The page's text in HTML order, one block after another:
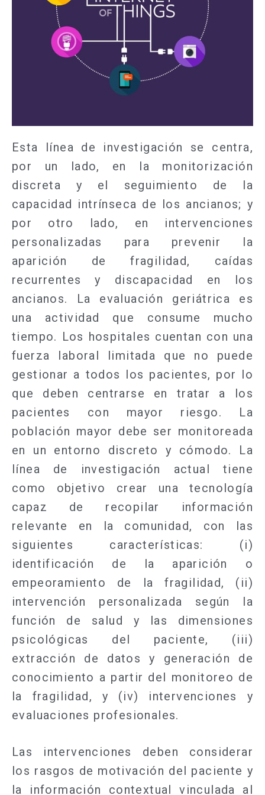
Esta línea de investigación se centra,
por un lado, en la monitorización
discreta y el seguimiento de la
capacidad intrínseca de los ancianos; y
por otro lado, en intervenciones
personalizadas para prevenir la
aparición de fragilidad, caídas
recurrentes y discapacidad en los
ancianos.
La evaluación geriátrica es
una actividad que consume mucho
tiempo. Los hospitales cuentan con una
fuerza laboral limitada que no puede
gestionar a todos los pacientes, por lo
que deben centrarse en tratar a los
pacientes con mayor riesgo. La
población mayor debe ser monitoreada
en un entorno discreto y cómodo. La
línea de investigación actual tiene
como objetivo crear una tecnología
capaz de recopilar información
relevante en la comunidad, con las
siguientes características: (i)
identificación de la aparición o
empeoramiento de la fragilidad, (ii)
intervención personalizada según la
función de salud y las dimensiones
psicológicas del paciente, (iii)
extracción de datos y generación de
conocimiento a partir del monitoreo de
la fragilidad, y (iv) intervenciones y
evaluaciones profesionales.
Las intervenciones deben considerar
los rasgos de motivación del paciente y
la información contextual vinculada al